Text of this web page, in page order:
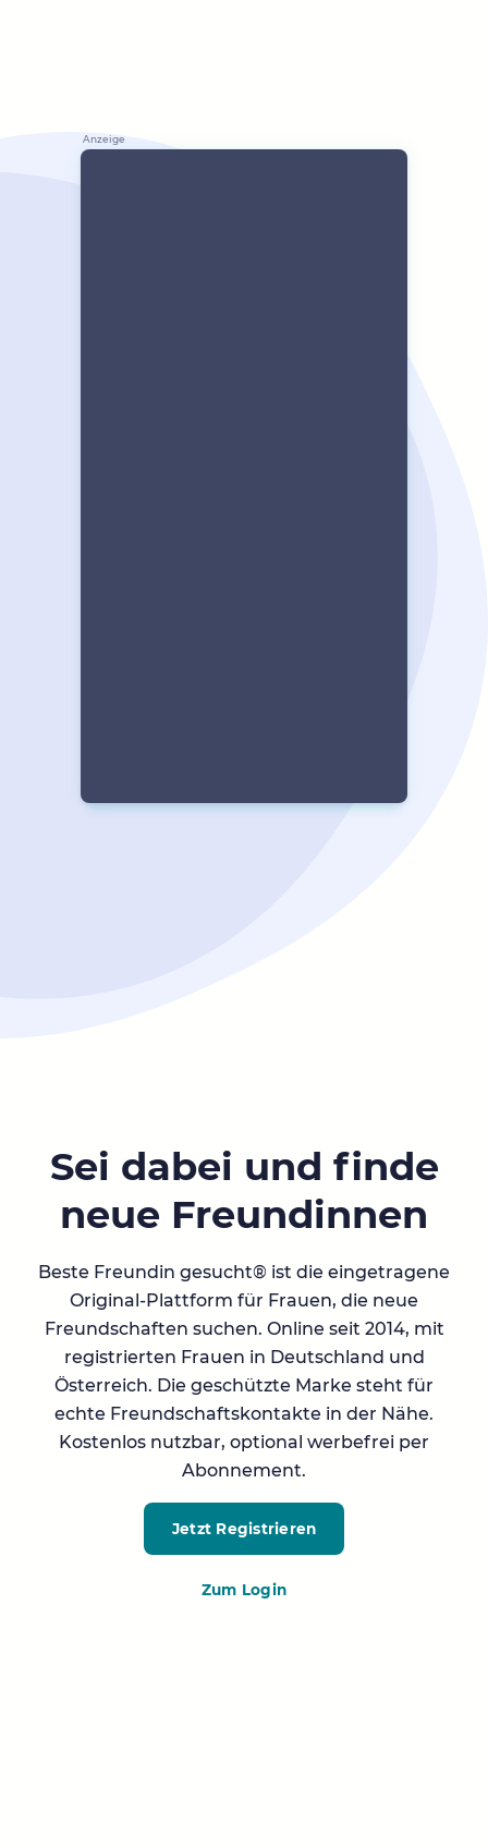
Sei dabei und finde
neue Freundinnen
Beste Freundin gesucht® ist die eingetragene
Original-Plattform für Frauen, die neue
Freundschaften suchen. Online seit 2014, mit
registrierten Frauen in Deutschland und
Österreich. Die geschützte Marke steht für
echte Freundschaftskontakte in der Nähe.
Kostenlos nutzbar, optional werbefrei per
Abonnement.
Jetzt Registrieren
Zum Login